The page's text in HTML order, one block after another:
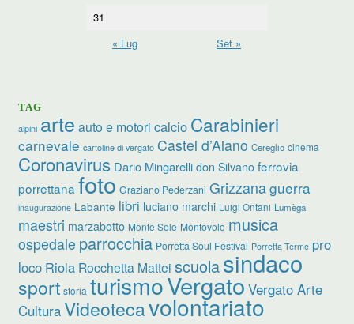
31
« Lug
Set »
TAG
alpini arte auto e motori calcio Carabinieri
carnevale cartoline di vergato Castel d’Aiano Cereglio cinema
Coronavirus Dario Mingarelli don Silvano ferrovia
porrettana foto Graziano Pederzani Grizzanaguerra
inaugurazione Labante libri luciano marchi Luigi Ontani Lumèga
maestri marzabotto Monte Sole Montovolo musica
ospedale parrocchia Porretta Soul Festival Porretta Terme pro
loco Riola Rocchetta Mattei scuolasindaco
sport storia turismoVergato Vergato Arte
CulturaVideotecavolontariato